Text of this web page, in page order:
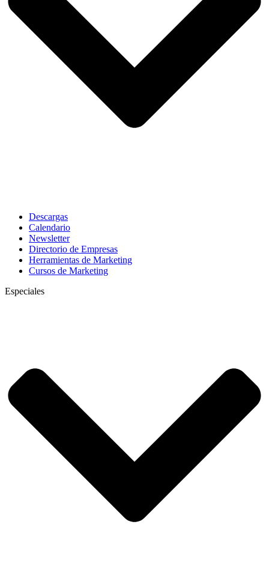
Descargas
Calendario
Newsletter
Directorio de Empresas
Herramientas de Marketing
Cursos de Marketing
Especiales